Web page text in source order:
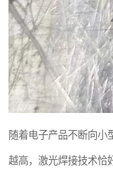
随着电子产品不断向小
越高，激光焊接技术恰